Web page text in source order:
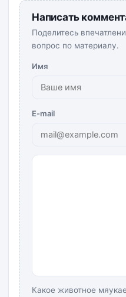
Написать
Поделитесь
вопрос по материалу.
Имя
E-mail
Какое животное